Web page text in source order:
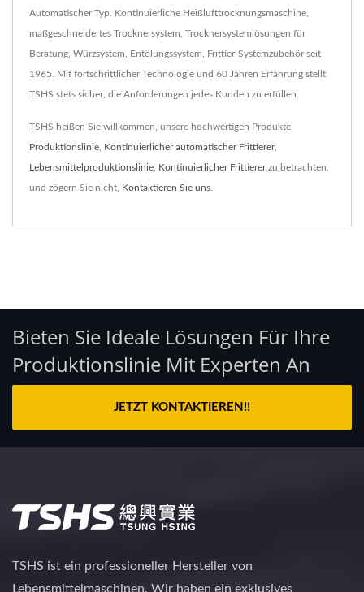
Automatischer Typ. Kontinuierliche Heißlufttrocknungsmaschine,
maßgeschneidertes Trocknersystem, Trocknersystemlösungen für
Beratung, Würzsystem, Entölungssystem, Frittier-Systemzubehör seit
1965. Mit fortschrittlicher Technologie und 60 Jahren Erfahrung stellt
TSHS stets sicher, die Anforderungen jedes Kunden zu erfüllen.
TSHS heißen Sie willkommen, unsere hochwertigen Produkte
Produktionslinie Kontinuierlicher automatischer Frittierer,
Lebensmittelproduktionslinie Kontinuierlicher Frittiererzu betrachten,
und zögern Sie nicht, Kontaktieren Sie uns
Bieten Sie Ideale Lösungen Für Ihre
Produktionslinie Mit Experten An
JETZT KONTAKTIEREN!!
TSHS ist ein professioneller Hersteller von
Lebensmittelmaschinen. Wir haben ein exklusives